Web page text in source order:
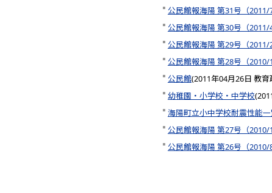
公民館報海陽 第31号（2011/
公民館報海陽 第30号（2011/
公民館報海陽 第29号（2011/
公民館報海陽 第28号（2010/
公民館(2011年04月26日 教育
幼稚園・小学校・中学校(
海陽町立小中学校耐震性能一
公民館報海陽 第27号（2010/
公民館報海陽 第26号（2010/